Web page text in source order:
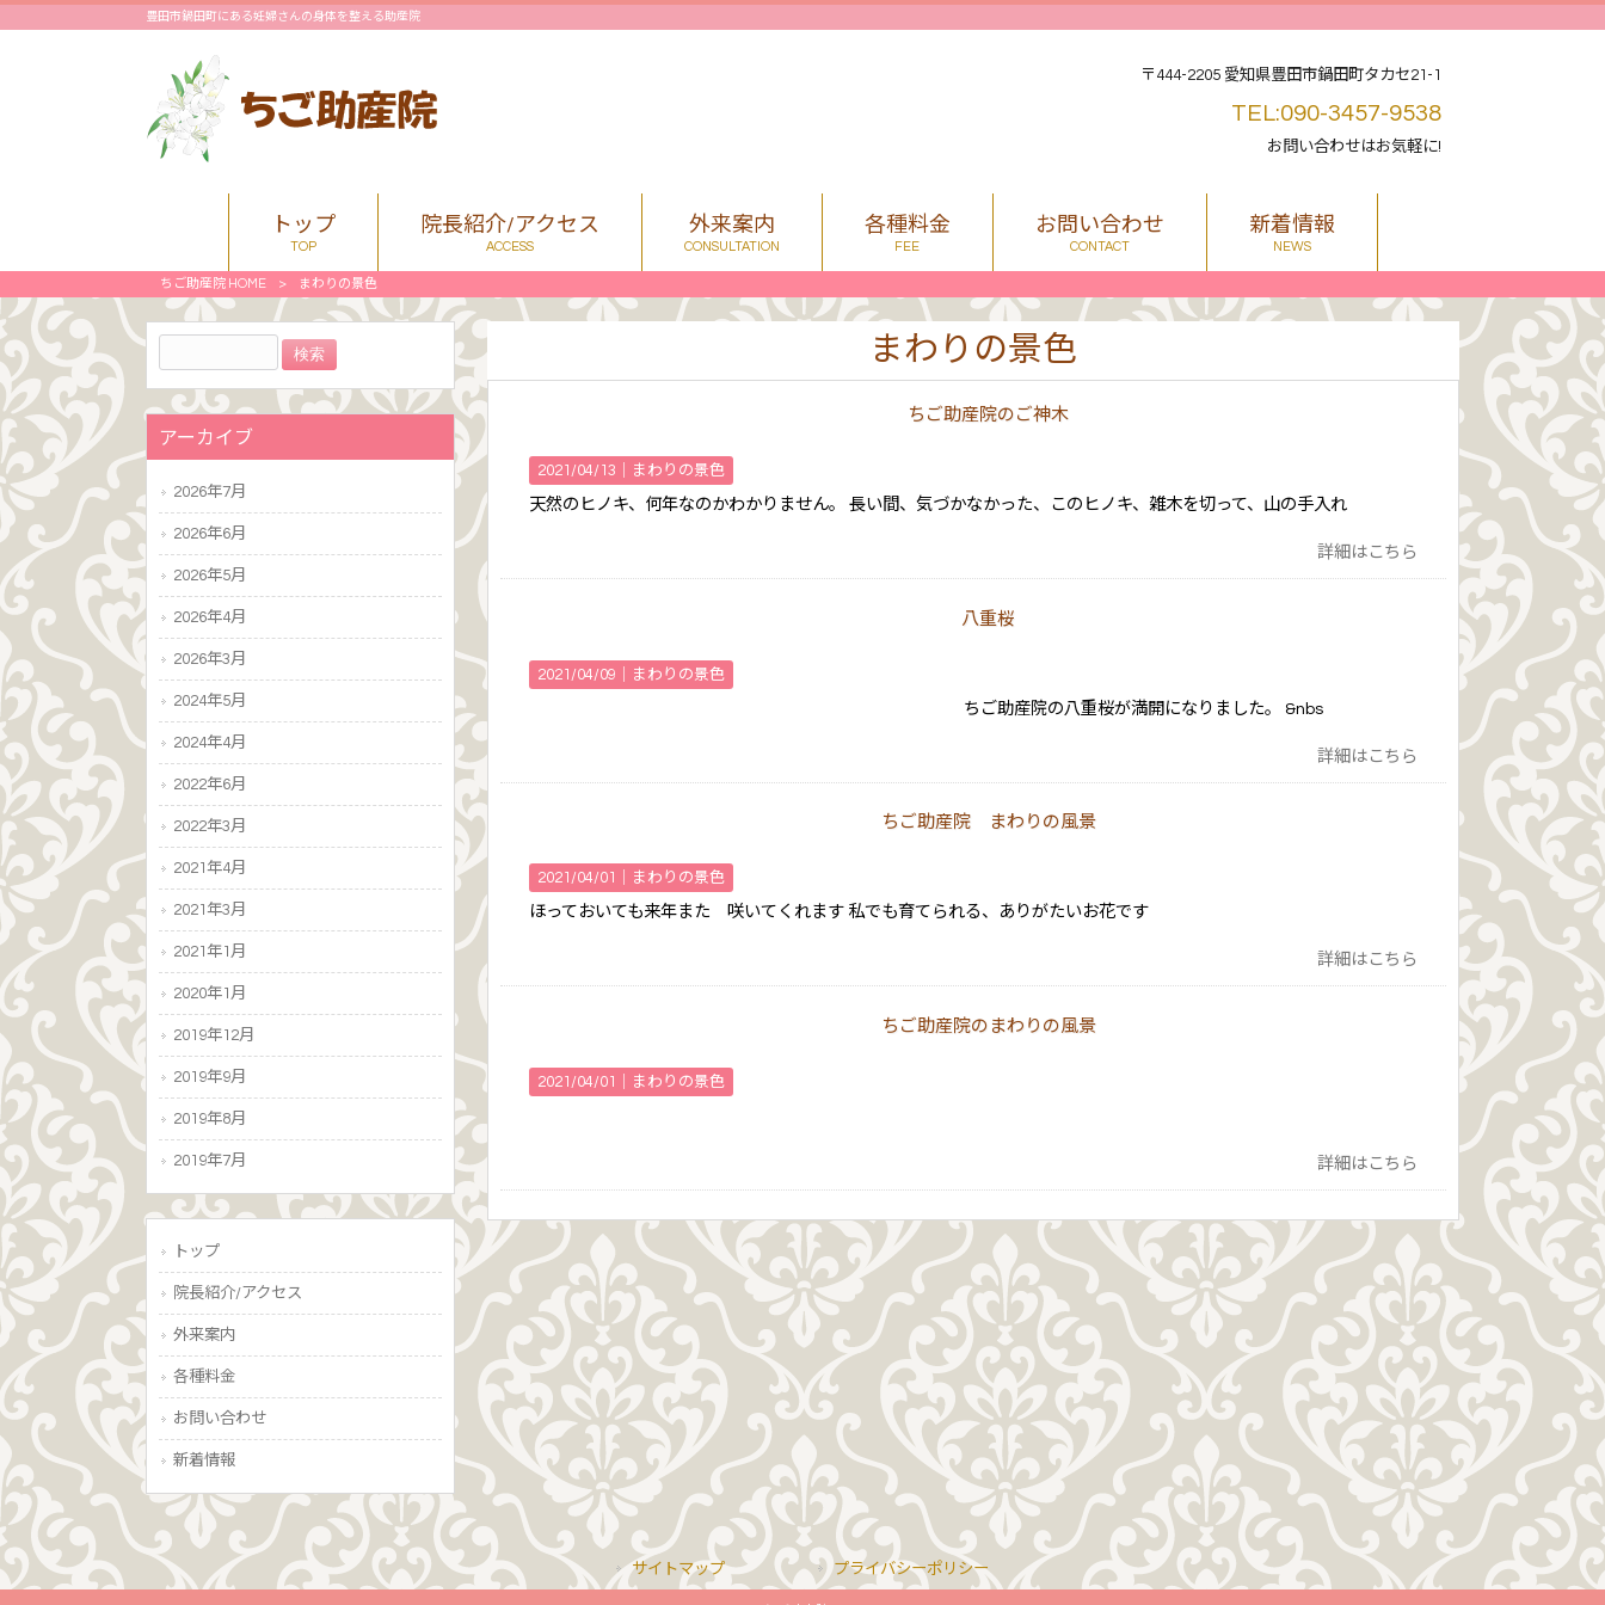
豊田市鍋田町にある妊婦さんの身体を整える助産院
〒444-2205 愛知県豊田市鍋田町タカセ21-1
TEL:090-3457-9538
お問い合わせはお気軽に!
トップ
TOP
院長紹介/アクセス
ACCESS
外来案内
CONSULTATION
各種料金
FEE
お問い合わせ
CONTACT
新着情報
NEWS
ちご助産院 HOME > まわりの景色
まわりの景色
ちご助産院のご神木
2021/04/13｜ まわりの景色
天然のヒノキ、何年なのかわかりません。 長い間、気づかなかった、このヒノキ、雑木を切って、山の手入れ
詳細はこちら
八重桜
2021/04/09｜ まわりの景色
ちご助産院の八重桜が満開になりました。 &nbs
詳細はこちら
ちご助産院 まわりの風景
2021/04/01｜ まわりの景色
ほっておいても来年また 咲いてくれます 私でも育てられる、ありがたいお花です
詳細はこちら
ちご助産院のまわりの風景
2021/04/01｜ まわりの景色
詳細はこちら
アーカイブ
2026年7月
2026年6月
2026年5月
2026年4月
2026年3月
2024年5月
2024年4月
2022年6月
2022年3月
2021年4月
2021年3月
2021年1月
2020年1月
2019年12月
2019年9月
2019年8月
2019年7月
トップ
院長紹介/アクセス
外来案内
各種料金
お問い合わせ
新着情報
サイトマップ プライバシーポリシー